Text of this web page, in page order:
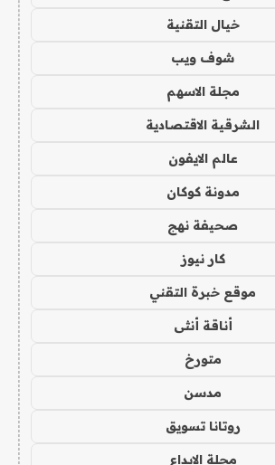
خيال التقنية
شوف ويب
مجلة الاسهم
الشرقية الاقتصادية
عالم الايفون
مدونة كوكان
صحيفة نهج
كار نيوز
موقع خبرة التقني
أناقة أنثى
متورخ
مدسن
روتانا تسويق
مجلة الابداع